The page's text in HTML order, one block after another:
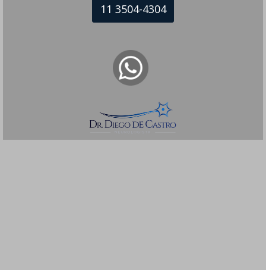
11 3504-4304